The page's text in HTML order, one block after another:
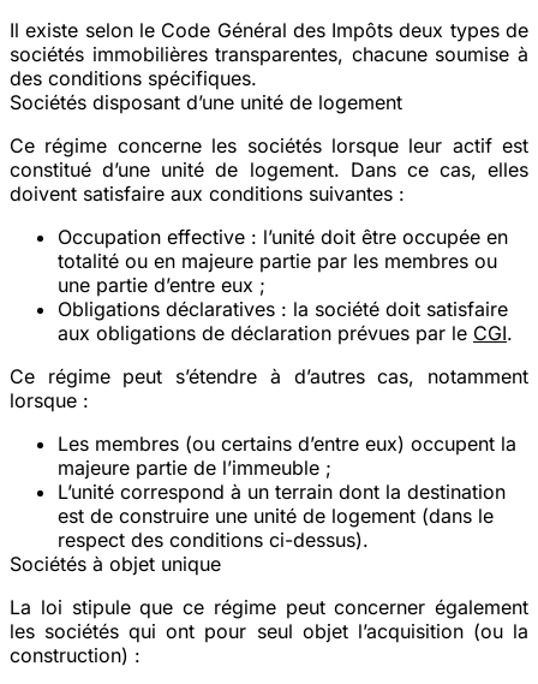
Il existe selon le Code Général des Impôts deux types de
sociétés immobilières transparentes, chacune soumise à
des conditions spécifiques.
Sociétés disposant d’une unité de logement
Ce régime concerne les sociétés lorsque leur actif est
constitué d’une unité de logement. Dans ce cas, elles
doivent satisfaire aux conditions suivantes :
Occupation effective : l’unité doit être occupée en
totalité ou en majeure partie par les membres ou
une partie d’entre eux ;
Obligations déclaratives : la société doit satisfaire
aux obligations de déclaration prévues par le CGI.
Ce régime peut s’étendre à d’autres cas, notamment
lorsque :
Les membres (ou certains d’entre eux) occupent la
majeure partie de l’immeuble ;
L’unité correspond à un terrain dont la destination
est de construire une unité de logement (dans le
respect des conditions ci-dessus).
Sociétés à objet unique
La loi stipule que ce régime peut concerner également
les sociétés qui ont pour seul objet l’acquisition (ou la
construction) :